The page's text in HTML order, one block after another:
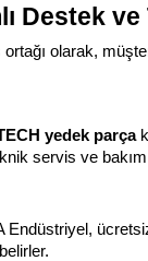
Destek ve
olarak,
yedek parça
servis ve